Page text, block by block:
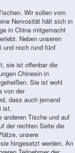
Wir sollen vom
Nervosität hält sich in
in China mitgemacht
Neben unseren
und noch rund fünf
sie ist offenbar die
Chinesin in
Sie ist wohl
von der
dass auch jemand
ist.
Tische und auf
der rechten Seite die
unsere
hingesetzt werden. An